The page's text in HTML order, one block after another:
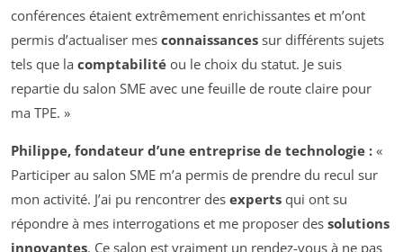
conférences étaient extrêmement enrichissantes et m’ont
permis d’actualiser mes connaissances sur différents sujets
tels que la comptabilité ou le choix du statut. Je suis
repartie du salon SME avec une feuille de route claire pour
ma TPE. »
Philippe, fondateur d’une entreprise de technologie : «
Participer au salon SME m’a permis de prendre du recul sur
mon activité. J’ai pu rencontrer des experts qui ont su
répondre à mes interrogations et me proposer des solutions
innovantes. Ce salon est vraiment un rendez-vous à ne pas